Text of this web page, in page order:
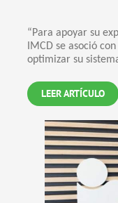
“Para apoyar su
IMCD se asoció
optimizar su
LEER ARTÍCULO